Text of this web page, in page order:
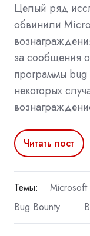
Целый ряд
обвинили
за сообщения
программы bug
некоторых
Читать пост
Темы: Microsoft
Bug Bounty